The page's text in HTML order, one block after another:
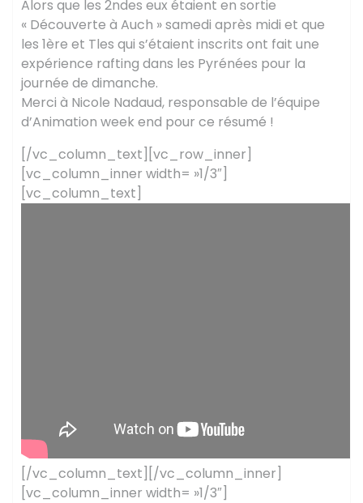
Alors que les 2ndes eux étaient en sortie
« Découverte à Auch » samedi après midi et que
les 1ère et Tles qui s’étaient inscrits ont fait une
expérience rafting dans les Pyrénées pour la
journée de dimanche.
Merci à Nicole Nadaud, responsable de l’équipe
d’Animation week end pour ce résumé !
[/vc_column_text][vc_row_inner]
[vc_column_inner width= »1/3″]
[vc_column_text]
[/vc_column_text][/vc_column_inner]
[vc_column_inner width= »1/3″]